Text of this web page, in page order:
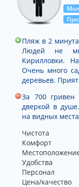
развлекательный
чешский лунапарк,
также библиотека.
расположен аквапарк
считается самым
находится
Территория
ночное время.
Стоянка для
«Наталка»,
лиманом и морем,
людей и детей.
Солнце и морской
романтикой,
незабываемые
Пляж в 2
Людей не
Кирилловки.
Очень много
деревьев.
За 700
дверкой в
на видных
Чистота
Комфорт
Удобства
Персонал
Цена/качество